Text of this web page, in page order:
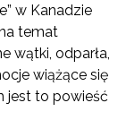
w Kanadzie
temat
wątki, odparła,
wiążące się
jest to powieść